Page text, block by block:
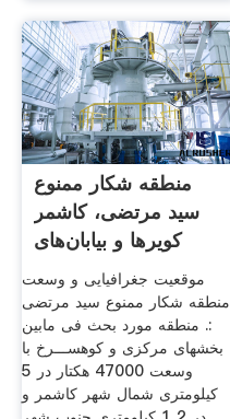
منطقه شكار ممنوع
سيد مرتضی، کاشمر
کویرها و بیابان‌های
موقعیت جغرافیایی و وسعت
منطقه شکار ممنوع سید مرتضی
:. منطقه مورد بحث فی مابین
بخشهای مرکزی و کوهســـرخ با
وسعت 47000 هکتار در 5
کیلومتری شمال شهر کاشمر و